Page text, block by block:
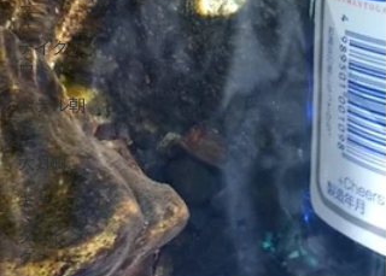
ス
テイクア
ウト
ホテル朝
食
大月町
キャンプ
ダイビン
グ